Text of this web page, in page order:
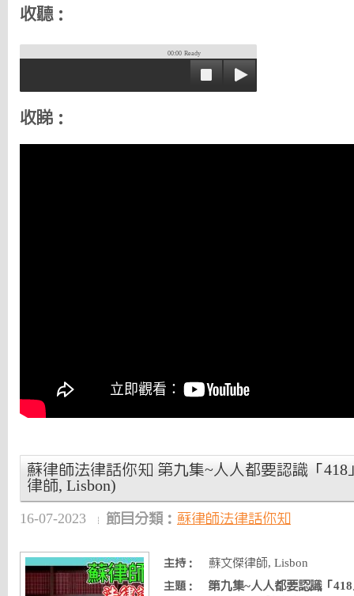
收聽：
00:00 Ready
收睇：
蘇律師法律話你知 第九集~人人都要認識「418
律師, Lisbon)
16-07-2023 節目分類： 蘇律師法律話你知
主持： 蘇文傑律師, Lisbon
主題：
第九集~人人都要認識「